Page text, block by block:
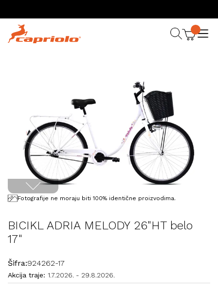
Fotografije ne moraju biti 100% identične proizvodima.
BICIKL ADRIA MELODY 26"HT belo
17"
Šifra:924262-17
Akcija traje: 1.7.2026. - 29.8.2026.